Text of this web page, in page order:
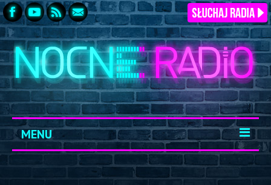
MENU
START